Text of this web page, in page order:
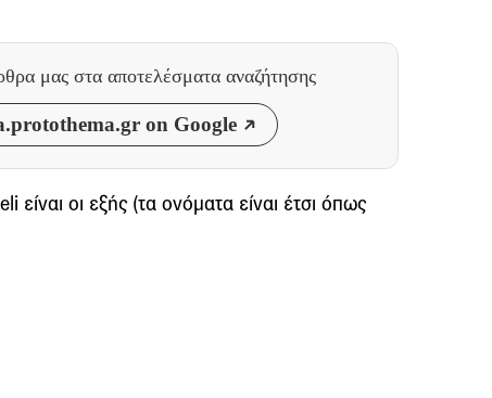
μας στα αποτελέσματα αναζήτησης
on Google
είναι οι εξής (τα ονόματα είναι έτσι όπως